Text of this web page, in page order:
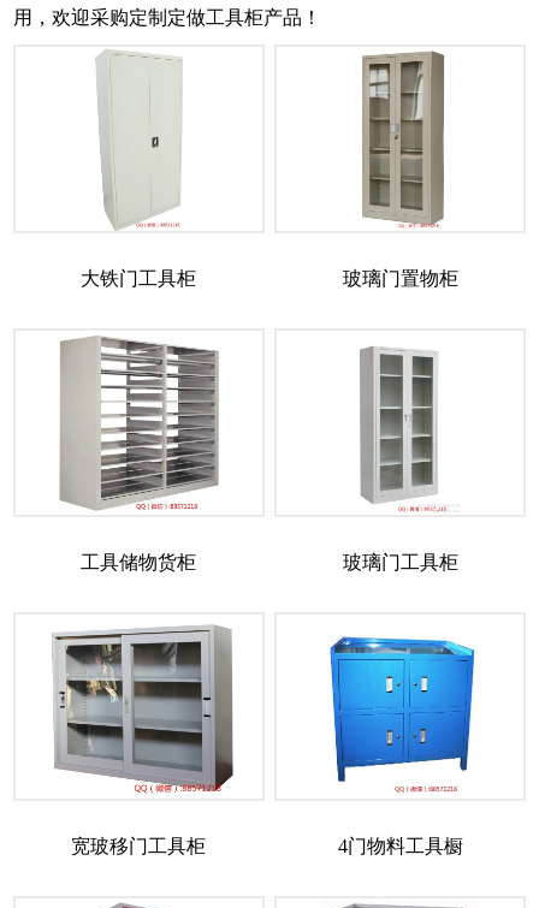
用，欢迎采购定制定做工具柜产品！
大铁门工具柜 玻璃门置物柜
工具储物货柜 玻璃门工具柜
宽玻移门工具柜 4门物料工具橱